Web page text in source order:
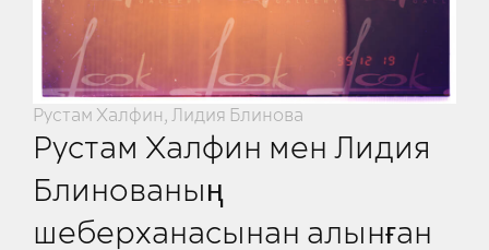
Рустам Халфин, Лидия Блинова
Рустам Халфин мен Лидия
Блинованың
шеберханасынан алынған